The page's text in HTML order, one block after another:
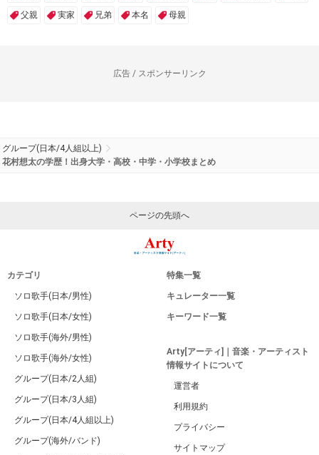
父親 実家 兄弟 本名 母親
広告 / スポンサーリンク
グループ(日本/4人組以上)
花村想太の学歴！出身大学・高校・中学・小学校まとめ
ページの先頭へ
カテゴリ
ソロ歌手(日本/男性)
ソロ歌手(日本/女性)
ソロ歌手(海外/男性)
ソロ歌手(海外/女性)
グループ(日本/2人組)
グループ(日本/3人組)
グループ(日本/4人組以上)
グループ(海外/バンド)
特集一覧
キュレーター一覧
キーワード一覧
Arty[アーティ]｜音楽・アーティスト
情報サイトについて
運営者
利用規約
プライバシー
サイトマップ